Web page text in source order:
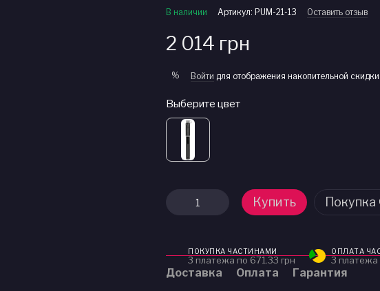
В наличии Артикул: PUM-21-13 Оставить отзыв
2 014 грн
% Войти для отображения накопительной скидки
Выберите цвет
Купить Покупка
ПОКУПКА ЧАСТИНАМИ
3 платежа по 671.33 грн
ОПЛАТА
3 платежа
Доставка Оплата Гарантия